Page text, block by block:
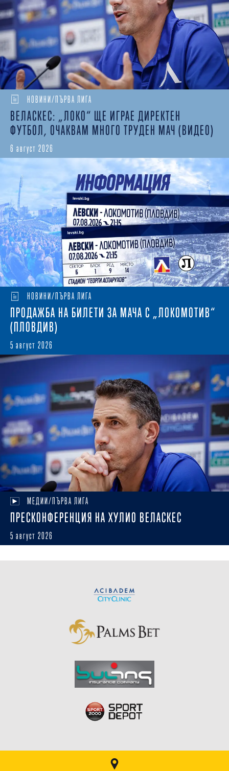
НОВИНИ/ПЪРВА ЛИГА
ВЕЛАСКЕС: „ЛОКО“ ЩЕ ИГРАЕ ДИРЕКТЕН
ФУТБОЛ, ОЧАКВАМ МНОГО ТРУДЕН МАЧ (ВИДЕО)
6 август 2026
НОВИНИ/ПЪРВА ЛИГА
ПРОДАЖБА НА БИЛЕТИ ЗА МАЧА С „ЛОКОМОТИВ“
(ПЛОВДИВ)
5 август 2026
МЕДИИ/ПЪРВА ЛИГА
ПРЕСКОНФЕРЕНЦИЯ НА ХУЛИО ВЕЛАСКЕС
5 август 2026